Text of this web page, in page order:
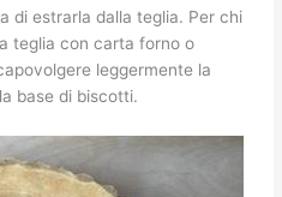
di estrarla dalla teglia. Per chi
teglia con carta forno o
leggermente la
base di biscotti.